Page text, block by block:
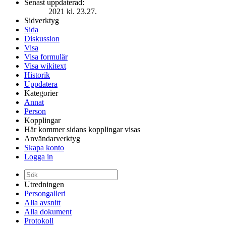
Senast uppdaterad:
2021 kl. 23.27.
Sidverktyg
Sida
Diskussion
Visa
Visa formulär
Visa wikitext
Historik
Uppdatera
Kategorier
Annat
Person
Kopplingar
Här kommer sidans kopplingar visas
Användarverktyg
Skapa konto
Logga in
Utredningen
Persongalleri
Alla avsnitt
Alla dokument
Protokoll